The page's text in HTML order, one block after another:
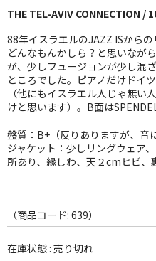
JAZZ-EU
JAZZ-JP
JAZZ-VOCAL
J-POP
ROCK
FOLK,SSW
その他
THE TEL-AVIV CONNECTION /
88年イスラエルのJAZZ ISから
どんなもんかしら？と思いなが
が、少しフュージョンが少し混
ところでした。ピアノだけドイ
（他にもイスラエル人じゃ無い
けと思います）。B面は
盤質：B+（反りありますが、音
ジャケット：少しリングウェア
所あり、縁しわ、天２cmヒビ、
（商品コード: 639）
在庫状態 : 売り切れ